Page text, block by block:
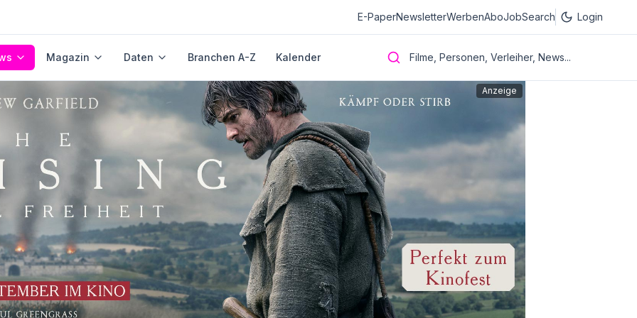
E-PaperNewsletterWerbenAboJobSearch Login
Magazin Daten Branchen A-Z Kalender Filme, Personen, Verleiher, News...
Anzeige